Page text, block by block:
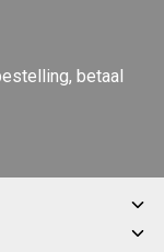
betaal